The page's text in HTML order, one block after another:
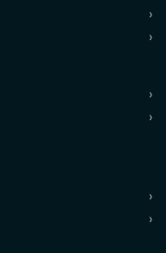
›
›
›
›
›
›